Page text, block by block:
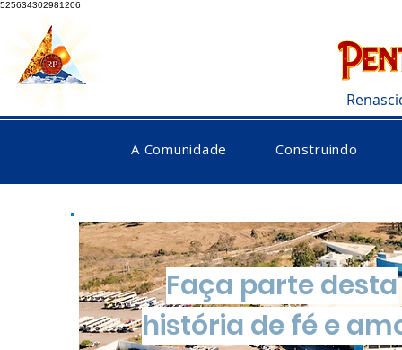
525634302981206
A Comunidade Construindo
Faça parte desta
história de fé e